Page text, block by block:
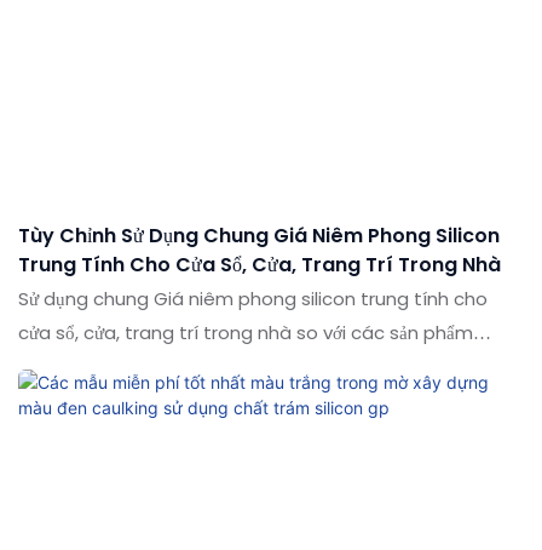
Tùy Chỉnh Sử Dụng Chung Giá Niêm Phong Silicon
Trung Tính Cho Cửa Sổ, Cửa, Trang Trí Trong Nhà
Sử dụng chung Giá niêm phong silicon trung tính cho
cửa sổ, cửa, trang trí trong nhà so với các sản phẩm
tương tự trên thị trường, nó có những lợi thế nổi bật về mặt
hiệu suất, chất lượng, ngoại hình, v.v., và tận hưởng danh